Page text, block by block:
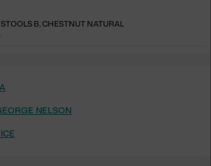
B, CHESTNUT NATURAL
NELSON